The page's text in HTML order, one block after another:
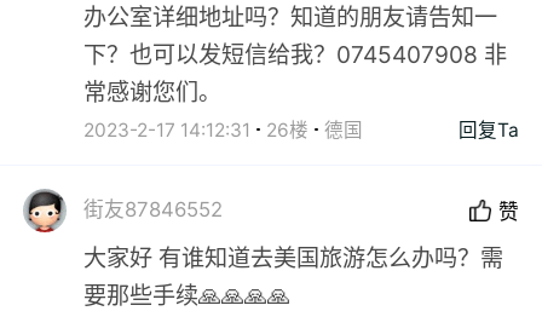
办公室详细地址吗？知道的朋友请告知一
下？也可以发短信给我？0745407908 非
常感谢您们。
2023-2-17 14:12:31 26楼 德国 回复Ta
街友87846552 赞
大家好 有谁知道去美国旅游怎么办吗？需
要那些手续🙏🙏🙏🙏